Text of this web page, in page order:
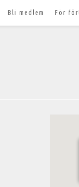
Bli medlem För